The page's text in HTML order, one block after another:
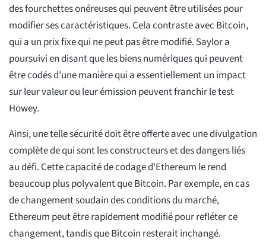
des fourchettes onéreuses qui peuvent être utilisées pour
modifier ses caractéristiques. Cela contraste avec Bitcoin,
qui a un prix fixe qui ne peut pas être modifié. Saylor a
poursuivi en disant que les biens numériques qui peuvent
être codés d'une manière qui a essentiellement un impact
sur leur valeur ou leur émission peuvent franchir le test
Howey.
Ainsi, une telle sécurité doit être offerte avec une divulgation
complète de qui sont les constructeurs et des dangers liés
au défi. Cette capacité de codage d'Ethereum le rend
beaucoup plus polyvalent que Bitcoin. Par exemple, en cas
de changement soudain des conditions du marché,
Ethereum peut être rapidement modifié pour refléter ce
changement, tandis que Bitcoin resterait inchangé.